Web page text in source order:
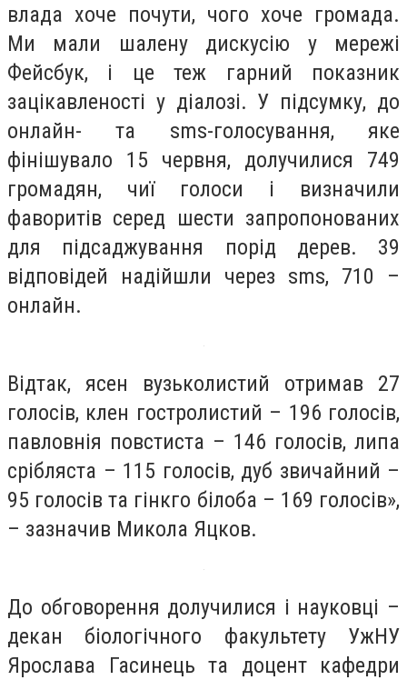
влада хоче почути, чого хоче громада.
Ми мали шалену дискусію у мережі
Фейсбук, і це теж гарний показник
зацікавленості у діалозі. У підсумку, до
онлайн- та sms-голосування, яке
фінішувало 15 червня, долучилися 749
громадян, чиї голоси і визначили
фаворитів серед шести запропонованих
для підсаджування порід дерев. 39
відповідей надійшли через sms, 710 –
онлайн.
Відтак, ясен вузьколистий отримав 27
голосів, клен гостролистий – 196 голосів,
павловнія повстиста – 146 голосів, липа
срібляста – 115 голосів, дуб звичайний –
95 голосів та гінкго білоба – 169 голосів»,
– зазначив Микола Яцков.
До обговорення долучилися і науковці –
декан біологічного факультету УжНУ
Ярослава Гасинець та доцент кафедри